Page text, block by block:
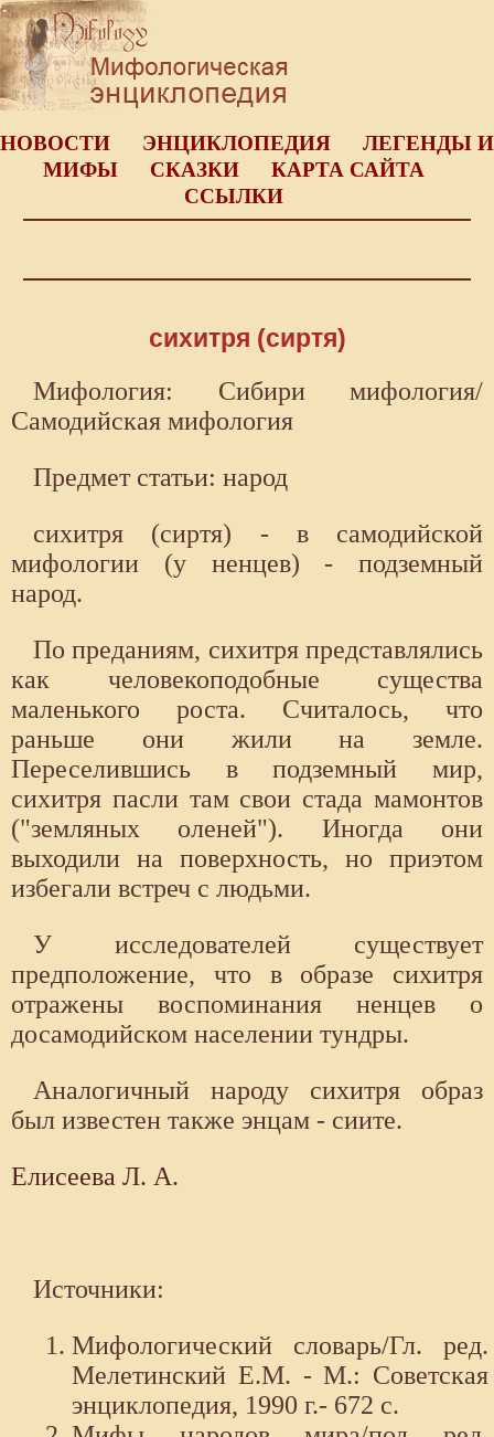
НОВОСТИ ЭНЦИКЛОПЕДИЯ
ЛЕГЕНДЫ И
МИФЫ
СКАЗКИ
КАРТА САЙТА
ССЫЛКИ
сихитря (сиртя)
Мифология: Сибири мифология/
Самодийская мифология
Предмет статьи: народ
сихитря (сиртя) - в самодийской
мифологии (у ненцев) - подземный
народ.
По преданиям, сихитря представлялись
как человекоподобные существа
маленького роста. Считалось, что
раньше они жили на земле.
Переселившись в подземный мир,
сихитря пасли там свои стада мамонтов
("земляных оленей"). Иногда они
выходили на поверхность, но приэтом
избегали встреч с людьми.
У исследователей существует
предположение, что в образе сихитря
отражены воспоминания ненцев о
досамодийском населении тундры.
Аналогичный народу сихитря образ
был известен также энцам - сиите.
Елисеева Л. А.
Источники:
Мифологический словарь/Гл. ред.
Мелетинский Е.М. - М.: Советская
энциклопедия, 1990 г.- 672 с.